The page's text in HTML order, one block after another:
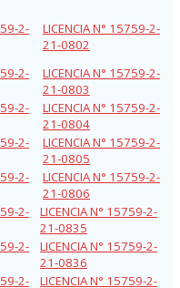
2-
LICENCIA N° 15759-2-
21-0802
2-
LICENCIA N° 15759-2-
21-0803
2-
LICENCIA N° 15759-2-
21-0804
2-
LICENCIA N° 15759-2-
21-0805
2-
LICENCIA N° 15759-2-
21-0806
2-
LICENCIA N° 15759-2-
21-0835
2-
LICENCIA N° 15759-2-
21-0836
2-
LICENCIA N° 15759-2-